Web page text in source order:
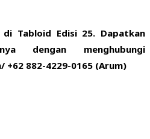
Tabloid Edisi 25. Dapatkan
dengan menghubungi
+62 882-4229-0165 (Arum)